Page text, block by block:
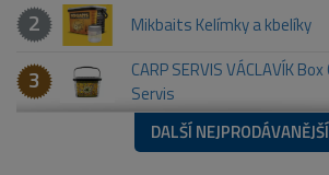
2 Mikbaits Kelímky a kbelíky
3
CARP SERVIS VÁCLAVÍK Box
Servis
DALŠÍ NEJPRODÁVANĚJŠÍ